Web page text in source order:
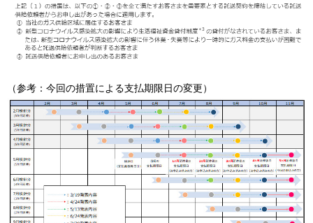
（参考：今回の措置による支払期限日の変更）